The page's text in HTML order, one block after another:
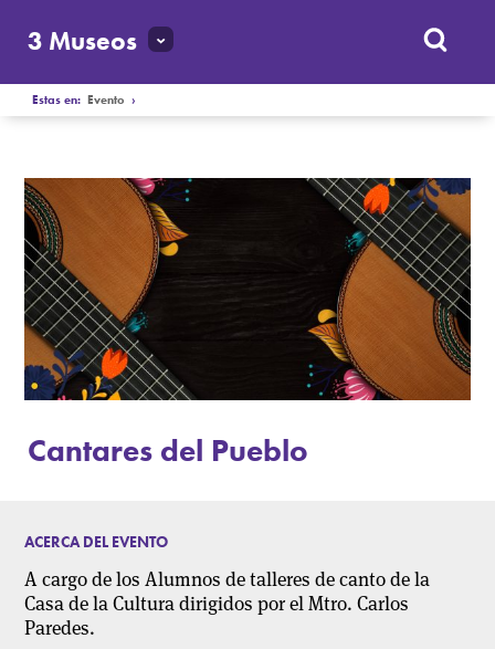
3 Museos
Estas en:Evento ›
Cantares del Pueblo
ACERCA DEL EVENTO
A cargo de los Alumnos de talleres de canto de la
Casa de la Cultura dirigidos por el Mtro. Carlos
Paredes.